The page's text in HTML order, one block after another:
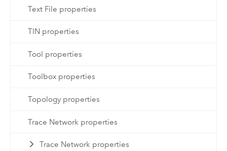
Text File properties
TIN properties
Tool properties
Toolbox properties
Topology properties
Trace Network properties
Trace Network properties